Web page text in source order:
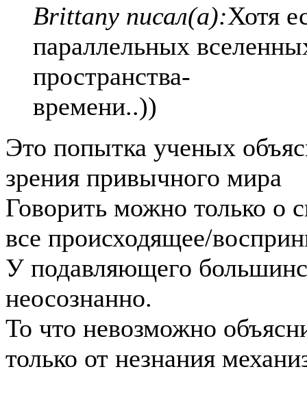
Brittany писал(а):Хотя
параллельных
пространства-
времени..))
Это попытка ученых
зрения привычного мира
Говорить можно только о
все происходящее/
У подавляющего
неосознанно.
То что невозможно
только от незнания